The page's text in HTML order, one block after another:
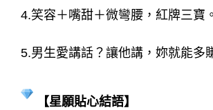
4.笑容＋嘴甜＋微彎腰，紅牌三寶。
5.男生愛講話？讓他講，妳就能多
【星願貼心結語】